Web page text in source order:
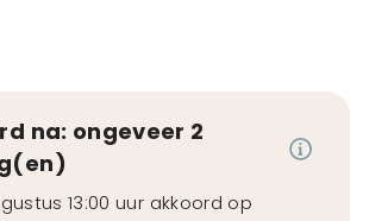
na: ongeveer 2
13:00 uur akkoord op